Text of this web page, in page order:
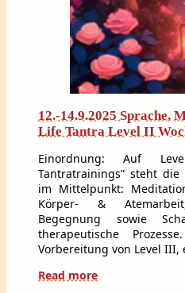
12.-14.9.2025 Sprache,
Life Tantra Level II
Einordnung: Auf
Tantratrainings” steht die
im Mittelpunkt:
Körper- &
Begegnung sowie
therapeutische
Vorbereitung von Level
Read more